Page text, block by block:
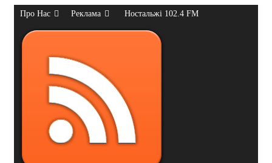
Про Нас Реклама Ностальжі 102.4 FM